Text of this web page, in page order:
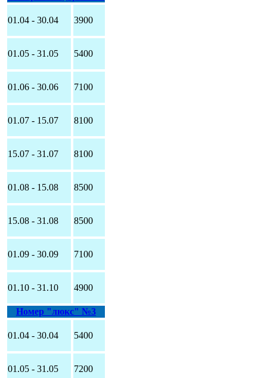
01.04 - 30.04 3900
01.05 - 31.05 5400
01.06 - 30.06 7100
01.07 - 15.07 8100
15.07 - 31.07 8100
01.08 - 15.08 8500
15.08 - 31.08 8500
01.09 - 30.09 7100
01.10 - 31.10 4900
Номер "люкс" №3
01.04 - 30.04 5400
01.05 - 31.05 7200